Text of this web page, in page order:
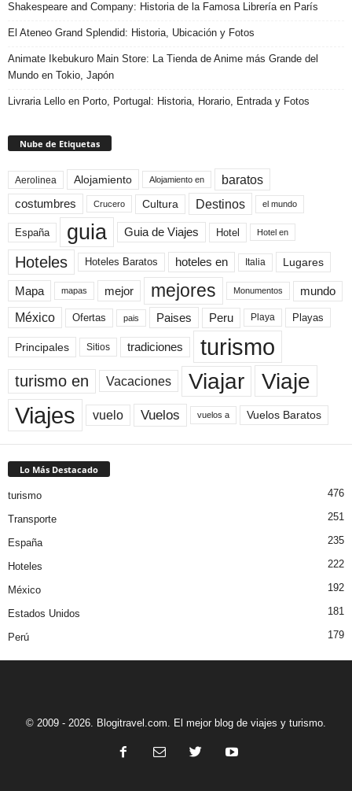
Shakespeare and Company: Historia de la Famosa Librería en París
El Ateneo Grand Splendid: Historia, Ubicación y Fotos
Animate Ikebukuro Main Store: La Tienda de Anime más Grande del
Mundo en Tokio, Japón
Livraria Lello en Porto, Portugal: Historia, Horario, Entrada y Fotos
Nube de Etiquetas
Aerolinea Alojamiento Alojamiento en baratos
costumbres Crucero Cultura Destinos el mundo
España guia Guia de Viajes Hotel Hotel en
Hoteles Hoteles Baratos hoteles en Italia Lugares
Mapa mapas mejor mejores Monumentos mundo
México Ofertas pais Paises Peru Playa Playas
Principales Sitios tradiciones turismo
turismo en Vacaciones Viajar Viaje
Viajes vuelo Vuelos vuelos a Vuelos Baratos
Lo Más Destacado
turismo 476
Transporte 251
España 235
Hoteles 222
México 192
Estados Unidos 181
Perú 179
© 2009 - 2026. Blogitravel.com. El mejor blog de viajes y turismo.